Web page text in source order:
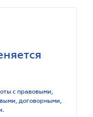
с правовыми,
договорными,